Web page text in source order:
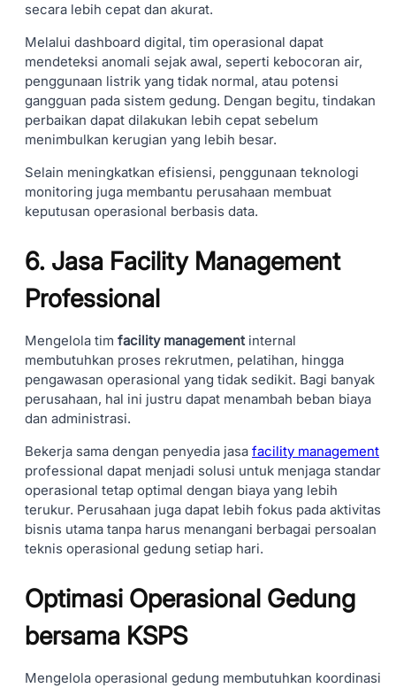
secara lebih cepat dan akurat.
Melalui dashboard digital, tim operasional dapat
mendeteksi anomali sejak awal, seperti kebocoran air,
penggunaan listrik yang tidak normal, atau potensi
gangguan pada sistem gedung. Dengan begitu, tindakan
perbaikan dapat dilakukan lebih cepat sebelum
menimbulkan kerugian yang lebih besar.
Selain meningkatkan efisiensi, penggunaan teknologi
monitoring juga membantu perusahaan membuat
keputusan operasional berbasis data.
6. Jasa Facility Management
Professional
Mengelola tim facility managementinternal
membutuhkan proses rekrutmen, pelatihan, hingga
pengawasan operasional yang tidak sedikit. Bagi banyak
perusahaan, hal ini justru dapat menambah beban biaya
dan administrasi.
Bekerja sama dengan penyedia jasa facility management
professional dapat menjadi solusi untuk menjaga standar
operasional tetap optimal dengan biaya yang lebih
terukur. Perusahaan juga dapat lebih fokus pada aktivitas
bisnis utama tanpa harus menangani berbagai persoalan
teknis operasional gedung setiap hari.
Optimasi Operasional Gedung
bersama KSPS
Mengelola operasional gedung membutuhkan koordinasi